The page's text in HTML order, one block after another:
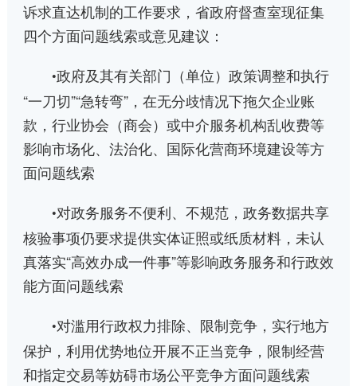
诉求直达机制的工作要求，省政府督查室现征集
四个方面问题线索或意见建议：
•政府及其有关部门（单位）政策调整和执行
“一刀切”“急转弯”，在无分歧情况下拖欠企业账
款，行业协会（商会）或中介服务机构乱收费等
影响市场化、法治化、国际化营商环境建设等方
面问题线索
•对政务服务不便利、不规范，政务数据共享
核验事项仍要求提供实体证照或纸质材料，未认
真落实“高效办成一件事”等影响政务服务和行政效
能方面问题线索
•对滥用行政权力排除、限制竞争，实行地方
保护，利用优势地位开展不正当竞争，限制经营
和指定交易等妨碍市场公平竞争方面问题线索